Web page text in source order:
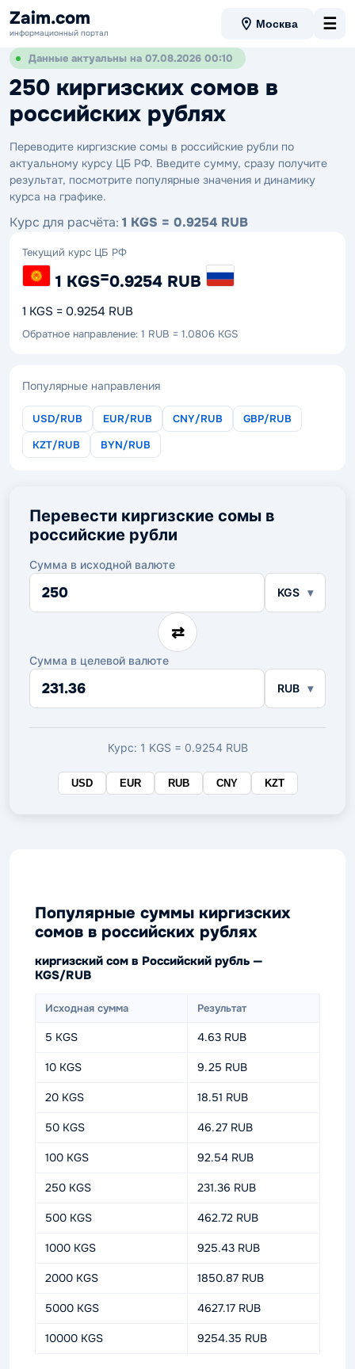
Zaim.com
информационный портал
Москва ☰
Данные актуальны на 07.08.2026 00:10
250 киргизских сомов в
российских рублях
Переводите киргизские сомы в российские рубли по
актуальному курсу ЦБ РФ. Введите сумму, сразу получите
результат, посмотрите популярные значения и динамику
курса на графике.
Курс для расчёта: 1 KGS = 0.9254 RUB
Текущий курс ЦБ РФ
1 KGS=0.9254 RUB
1 KGS = 0.9254 RUB
Обратное направление: 1 RUB = 1.0806 KGS
Популярные направления
USD/RUB EUR/RUB CNY/RUB
GBP/RUB
KZT/RUB
BYN/RUB
Перевести киргизские сомы в
российские рубли
Сумма в исходной валюте
Сумма
исходной
KGS
⇄
Сумма в целевой валюте
Сумма
целевой
валюте
RUB
Курс: 1 KGS = 0.9254 RUB
USD EUR RUB CNY KZT
Популярные суммы киргизских
сомов в российских рублях
киргизский сом в Российский рубль —
KGS/RUB
Исходная сумма Результат
5 KGS 4.63 RUB
10 KGS 9.25 RUB
20 KGS 18.51 RUB
50 KGS 46.27 RUB
100 KGS 92.54 RUB
250 KGS 231.36 RUB
500 KGS 462.72 RUB
1000 KGS 925.43 RUB
2000 KGS 1850.87 RUB
5000 KGS 4627.17 RUB
10000 KGS 9254.35 RUB